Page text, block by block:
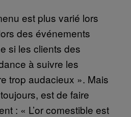
est plus varié lors
des événements
si les clients des
à suivre les
trop audacieux ». Mais
est de faire
: « L’or comestible est